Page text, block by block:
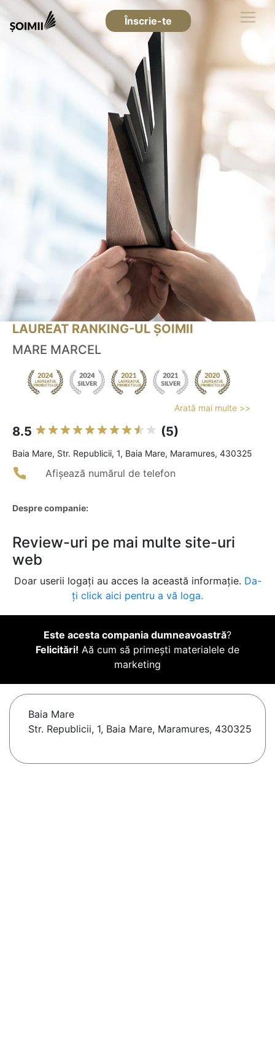
Înscrie-te
LAUREAT RANKING-UL ȘOIMII
MARE MARCEL
Arată mai multe >>
8.5 (5)
Baia Mare, Str. Republicii, 1, Baia Mare, Maramures, 430325
Afișează numărul de telefon
Despre companie:
Review-uri pe mai multe site-uri
web
Doar userii logați au acces la această informație. Da-
ți click aici pentru a vă loga.
Este acesta compania dumneavoastră?
Felicitări! Aă cum să primești materialele de
marketing
Baia Mare
Str. Republicii, 1, Baia Mare, Maramures, 430325